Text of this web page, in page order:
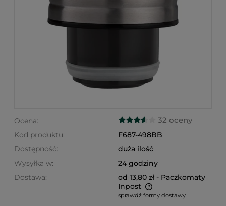
Ocena: 32 oceny
Kod produktu:
F687-498BB
Dostępność:
duża ilość
Wysyłka w:
24 godziny
Dostawa:
od 13,80 zł - Paczkomaty
Inpost
Cena nie zawiera ewentualnych kosztów płatności
sprawdź formy dostawy